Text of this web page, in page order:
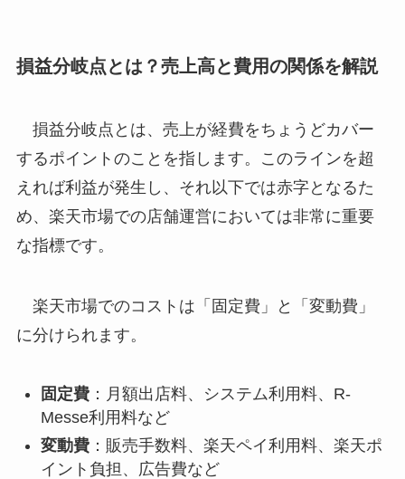
損益分岐点とは？売上高と費用の関係を解説
損益分岐点とは、売上が経費をちょうどカバー
するポイントのことを指します。このラインを超
えれば利益が発生し、それ以下では赤字となるた
め、楽天市場での店舗運営においては非常に重要
な指標です。
楽天市場でのコストは「固定費」と「変動費」
に分けられます。
固定費：月額出店料、システム利用料、R-
Messe利用料など
変動費：販売手数料、楽天ペイ利用料、楽天ポ
イント負担、広告費など